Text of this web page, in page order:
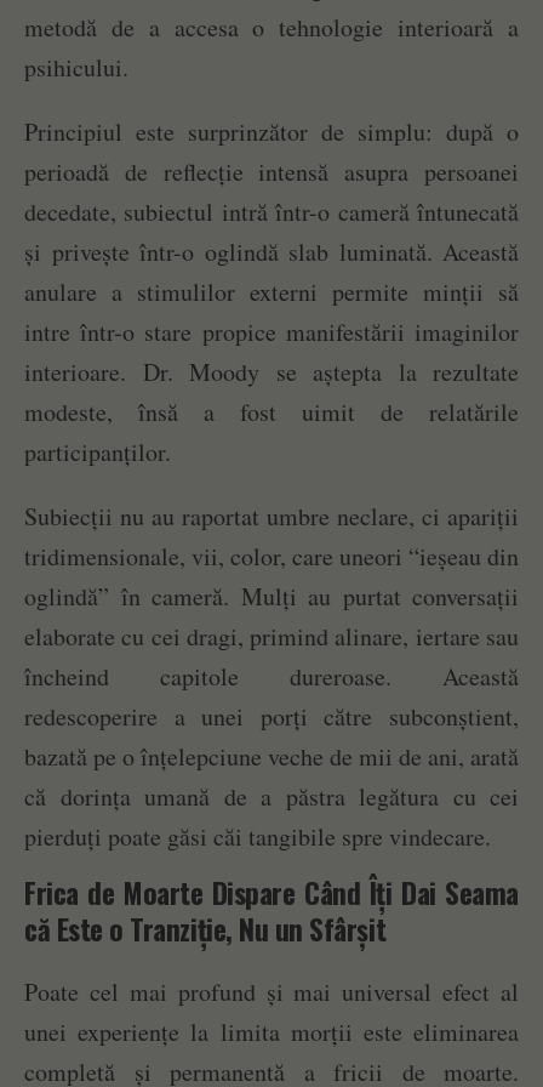
metodă de a accesa o tehnologie interioară a
psihicului.
Principiul este surprinzător de simplu: după o
perioadă de reflecție intensă asupra persoanei
decedate, subiectul intră într-o cameră întunecată
și privește într-o oglindă slab luminată. Această
anulare a stimulilor externi permite minții să
intre într-o stare propice manifestării imaginilor
interioare. Dr. Moody se aștepta la rezultate
modeste, însă a fost uimit de relatările
participanților.
Subiecții nu au raportat umbre neclare, ci apariții
tridimensionale, vii, color, care uneori “ieșeau din
oglindă” în cameră. Mulți au purtat conversații
elaborate cu cei dragi, primind alinare, iertare sau
încheind capitole dureroase. Această
redescoperire a unei porți către subconștient,
bazată pe o înțelepciune veche de mii de ani, arată
că dorința umană de a păstra legătura cu cei
pierduți poate găsi căi tangibile spre vindecare.
Frica de Moarte Dispare Când Îți Dai Seama
că Este o Tranziție, Nu un Sfârșit
Poate cel mai profund și mai universal efect al
unei experiențe la limita morții este eliminarea
completă și permanentă a fricii de moarte.